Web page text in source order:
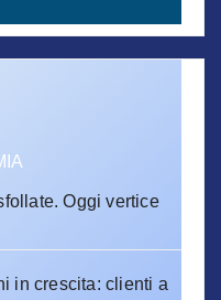
Oggi vertice
in crescita: clienti a